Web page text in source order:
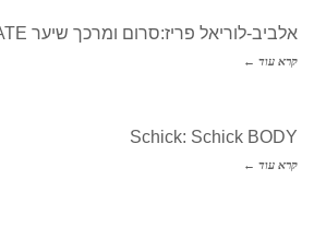
אלביב-לוריאל פריז:סרום ומרכך שיער ULTIMATE
קרא עוד ←
Schick: Schick BODY
קרא עוד ←